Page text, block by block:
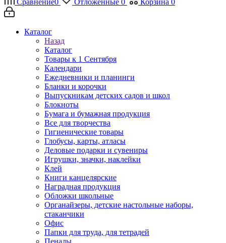
Каталог
Назад
Каталог
Товары к 1 Сентября
Календари
Ежедневники и планинги
Бланки и корочки
Выпускникам детских садов и школ
Блокноты
Бумага и бумажная продукция
Все для творчества
Гигиенические товары
Глобусы, карты, атласы
Деловые подарки и сувениры
Игрушки, значки, наклейки
Клей
Книги канцелярские
Наградная продукция
Обложки школьные
Органайзеры, детские настольные наборы,
стаканчики
Офис
Папки для труда, для тетрадей
Пеналы